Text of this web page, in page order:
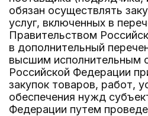
обязан осуществлять
услуг, включенных в
Правительством
в дополнительный
высшим исполнительным
Российской Федерации
закупок товаров, работ,
обеспечения нужд
Федерации путем